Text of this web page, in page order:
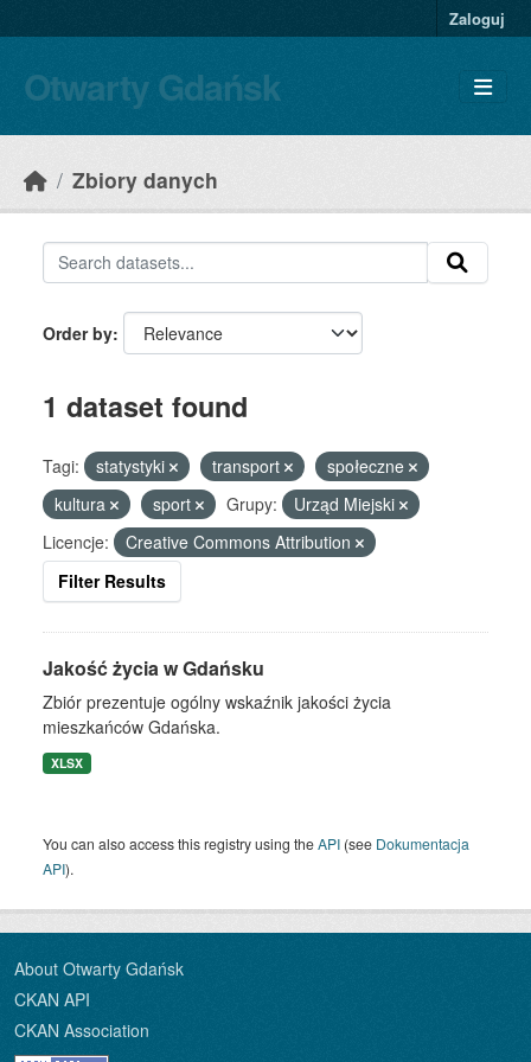
Zaloguj
Otwarty Gdańsk
Zbiory danych
Order by
1 dataset found
Tagi: statystyki transport
społeczne
kultura
sport Grupy:
Urząd Miejski
Licencje:
Creative Commons Attribution
Filter Results
Jakość życia w Gdańsku
Zbiór prezentuje ogólny wskaźnik jakości życia
mieszkańców Gdańska.
XLSX
You can also access this registry using theAPI (see Dokumentacja
API).
About Otwarty Gdańsk
CKAN API
CKAN Association